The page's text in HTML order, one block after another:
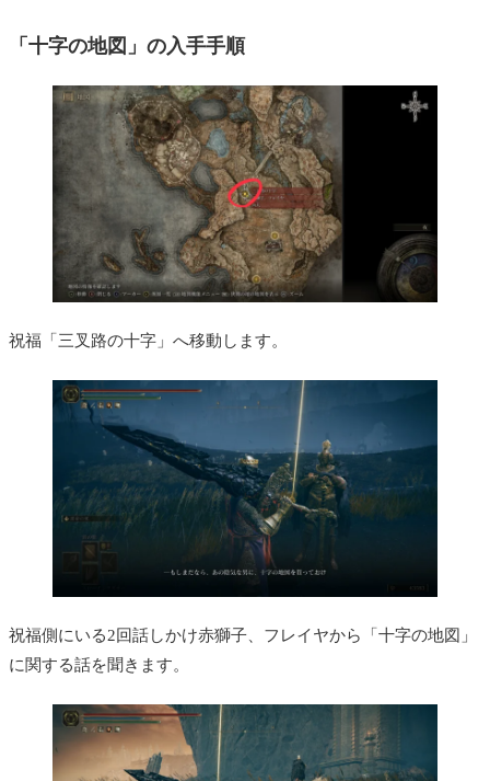
「十字の地図」の入手手順
祝福「三叉路の十字」へ移動します。
祝福側にいる2回話しかけ赤獅子、フレイヤから「十字の地図」
に関する話を聞きます。